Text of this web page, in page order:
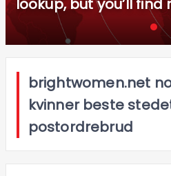
lookup, but you’ll
brightwomen.net
kvinner beste
postordrebrud